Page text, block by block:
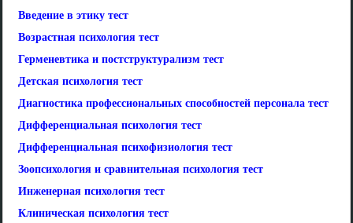
Введение в этику тест
Возрастная психология тест
Герменевтика и постструктурализм тест
Детская психология тест
Диагностика профессиональных способностей персонала тест
Дифференциальная психология тест
Дифференциальная психофизиология тест
Зоопсихология и сравнительная психология тест
Инженерная психология тест
Клиническая психология тест